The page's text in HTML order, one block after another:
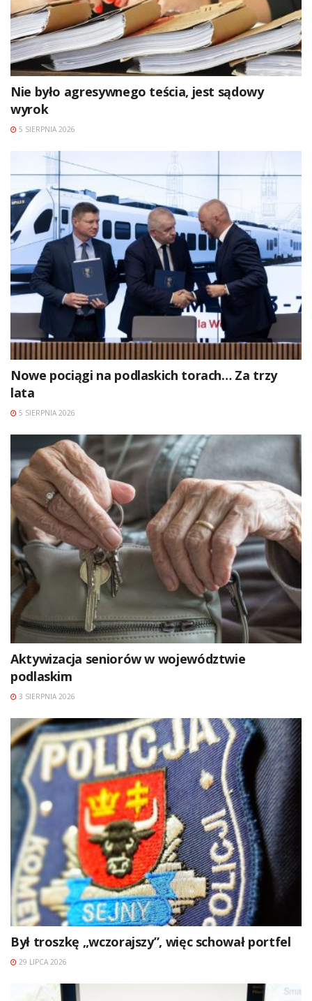
Nie było agresywnego teścia, jest sądowy
wyrok
5 SIERPNIA 2026
Nowe pociągi na podlaskich torach… Za trzy
lata
5 SIERPNIA 2026
Aktywizacja seniorów w województwie
podlaskim
3 SIERPNIA 2026
Był troszkę „wczorajszy”, więc schował portfel
29 LIPCA 2026